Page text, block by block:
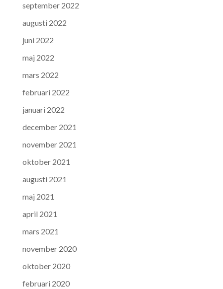
september 2022
augusti 2022
juni 2022
maj 2022
mars 2022
februari 2022
januari 2022
december 2021
november 2021
oktober 2021
augusti 2021
maj 2021
april 2021
mars 2021
november 2020
oktober 2020
februari 2020